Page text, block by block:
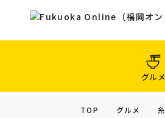
グルメ
TOP グルメ